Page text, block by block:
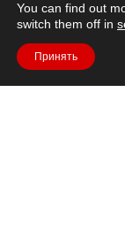
Жизнь в
You can find out
switch them off in
Принять